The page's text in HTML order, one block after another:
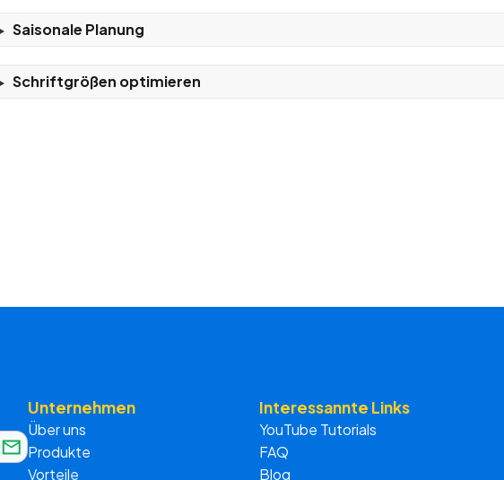
Saisonale Planung
Schriftgrößen optimieren
Unternehmen
Über uns
Produkte
Vorteile
Interessannte Links
YouTube Tutorials
FAQ
Blog